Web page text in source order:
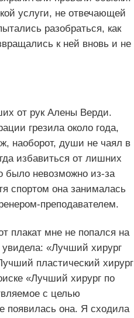
услуги, не отвечающей
разобраться, как
к ней вновь и не
от рук Алены Верди.
грезила около года,
наоборот, души не чаял в
избавиться от лишних
было невозможно из-за
спортом она занималась
преподавателем.
плакат мне не попался на
«Лучший хирург
пластический хирург
«Лучший хирург по
с целью
появилась она. Я сходила